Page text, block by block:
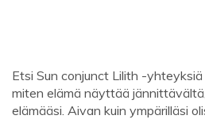
Etsi Sun conjunct Lilith -
miten elämä näyttää
elämääsi. Aivan kuin ympärilläsi